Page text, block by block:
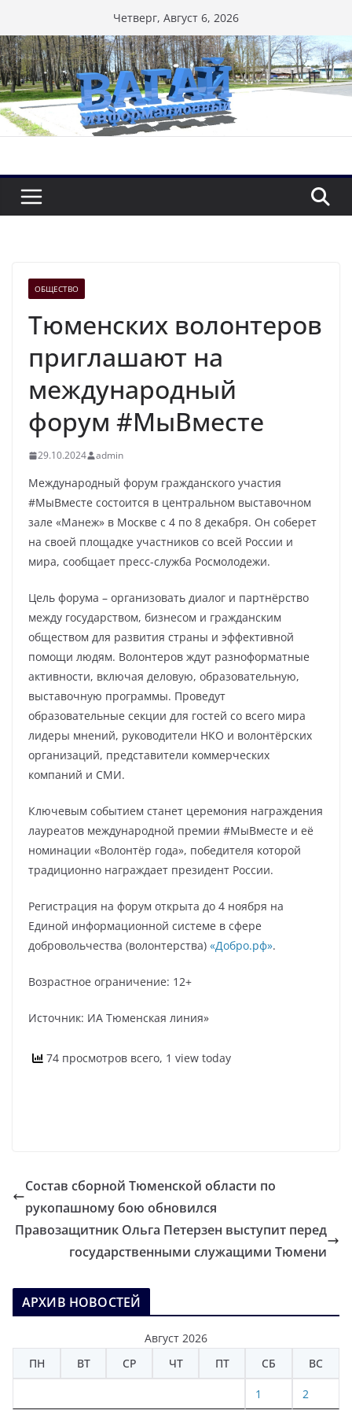
к
содержимому
Четверг, Август 6, 2026
ОБЩЕСТВО
Тюменских волонтеров
приглашают на
международный
форум #МыВместе
29.10.2024 admin
Международный форум гражданского участия
#МыВместе состоится в центральном выставочном
зале «Манеж» в Москве с 4 по 8 декабря. Он соберет
на своей площадке участников со всей России и
мира, сообщает пресс-служба Росмолодежи.
Цель форума – организовать диалог и партнёрство
между государством, бизнесом и гражданским
обществом для развития страны и эффективной
помощи людям. Волонтеров ждут разноформатные
активности, включая деловую, образовательную,
выставочную программы. Проведут
образовательные секции для гостей со всего мира
лидеры мнений, руководители НКО и волонтёрских
организаций, представители коммерческих
компаний и СМИ.
Ключевым событием станет церемония награждения
лауреатов международной премии #МыВместе и её
номинации «Волонтёр года», победителя которой
традиционно награждает президент России.
Регистрация на форум открыта до 4 ноября на
Единой информационной системе в сфере
добровольчества (волонтерства) «Добро.рф».
Возрастное ограничение: 12+
Источник: ИА Тюменская линия»
74 просмотров всего, 1 view today
Состав сборной Тюменской области по
рукопашному бою обновился
Правозащитник Ольга Петерзен выступит перед
государственными служащими Тюмени
АРХИВ НОВОСТЕЙ
Август 2026
ПН
ВТ СР ЧТ ПТ СБ ВС
1 2